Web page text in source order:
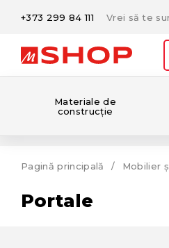
+373 299 84 111 Vrei să te
Materiale de
construcție
Pagină principală Mobilier
Portale